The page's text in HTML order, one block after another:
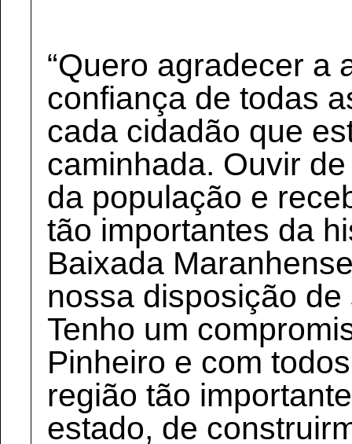
“Quero agradecer a
confiança de todas
cada cidadão que
caminhada. Ouvir
da população e
tão importantes da
Baixada
nossa disposição
Tenho um
Pinheiro e com
região tão
estado, de